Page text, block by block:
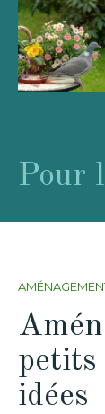
Pour
petits
idées